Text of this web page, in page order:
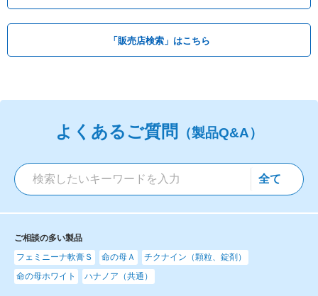
「販売店検索」はこちら
よくあるご質問 （製品Q&A）
ご相談の多い製品
フェミニーナ軟膏Ｓ
命の母Ａ
チクナイン（顆粒、錠剤）
命の母ホワイト
ハナノア（共通）